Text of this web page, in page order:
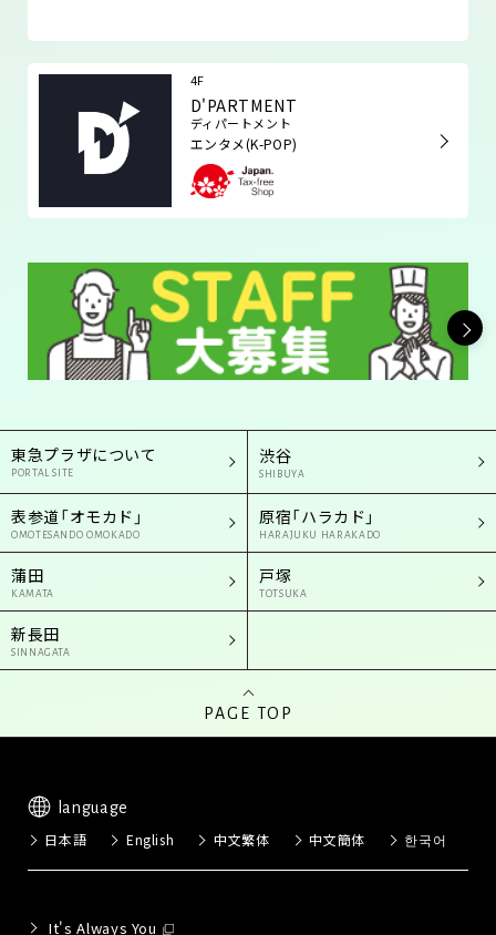
4F
D'PARTMENT
ディパートメント
エンタメ(K-POP)
東急プラザについて
PORTAL SITE
渋谷
SHIBUYA
表参道「オモカド」
OMOTESANDO OMOKADO
原宿「ハラカド」
HARAJUKU HARAKADO
蒲田
KAMATA
戸塚
TOTSUKA
新長田
SINNAGATA
PAGE TOP
language
日本語 English 中文繁体 中文簡体 한국어
It's Always You